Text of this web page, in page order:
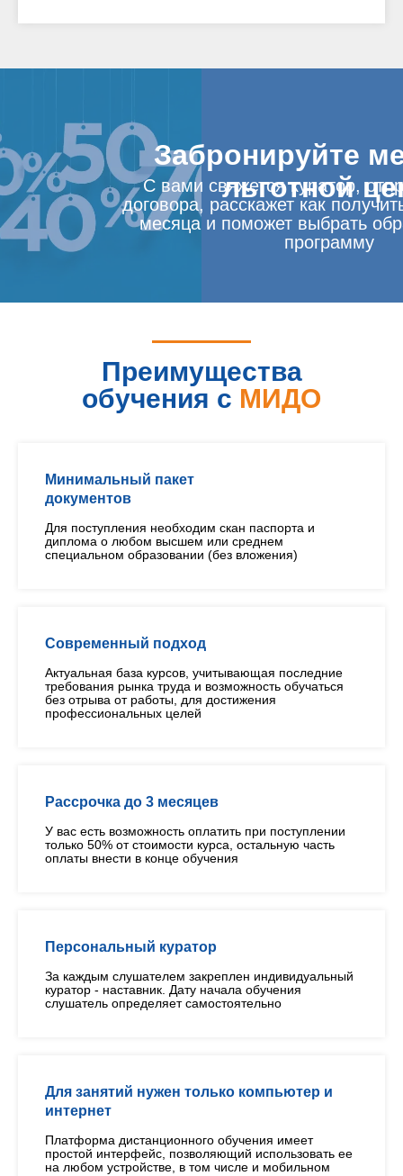
Забронируйте
льготной
С вами свяжется куратор,
договора, расскажет как
месяца и поможет выбрать
программу
Преимущества
обучения с МИДО
Минимальный пакет
документов
Для поступления необходим скан паспорта и
диплома о любом высшем или среднем
специальном образовании (без вложения)
Современный подход
Актуальная база курсов, учитывающая последние
требования рынка труда и возможность обучаться
без отрыва от работы, для достижения
профессиональных целей
Рассрочка до 3 месяцев
У вас есть возможность оплатить при поступлении
только 50% от стоимости курса, остальную часть
оплаты внести в конце обучения
Персональный куратор
За каждым слушателем закреплен индивидуальный
куратор - наставник. Дату начала обучения
слушатель определяет самостоятельно
Для занятий нужен только компьютер и
интернет
Платформа дистанционного обучения имеет
простой интерфейс, позволяющий использовать ее
на любом устройстве, в том числе и мобильном